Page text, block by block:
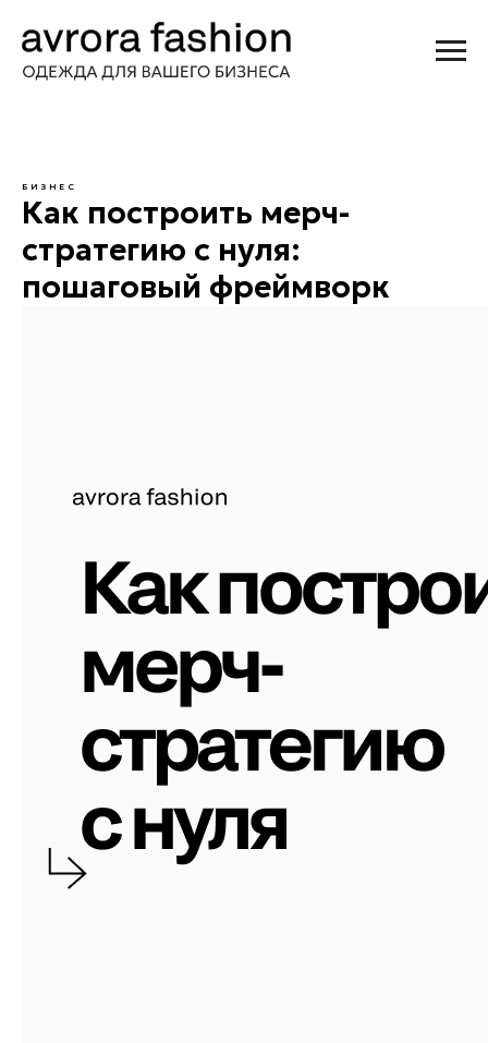
БИЗНЕС
Как построить мерч-
стратегию с нуля:
пошаговый фреймворк